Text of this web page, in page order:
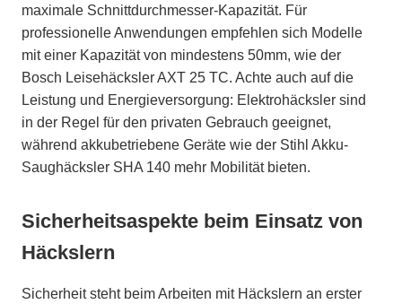
maximale Schnittdurchmesser-Kapazität. Für
professionelle Anwendungen empfehlen sich Modelle
mit einer Kapazität von mindestens 50mm, wie der
Bosch Leisehäcksler AXT 25 TC. Achte auch auf die
Leistung und Energieversorgung: Elektrohäcksler sind
in der Regel für den privaten Gebrauch geeignet,
während akkubetriebene Geräte wie der Stihl Akku-
Saughäcksler SHA 140 mehr Mobilität bieten.
Sicherheitsaspekte beim Einsatz von
Häckslern
Sicherheit steht beim Arbeiten mit Häckslern an erster